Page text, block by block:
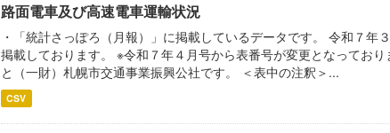
路面電車及び高速電車運輸状況
・「統計さっぽろ（月報）」に掲載しているデータです。 令和７
掲載しております。 ※令和７年４月号から表番号が変更となってお
と（一財）札幌市交通事業振興公社です。 ＜表中の注釈＞...
CSV